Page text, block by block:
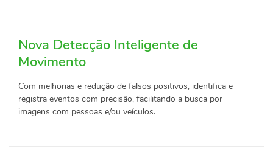
Nova Detecção Inteligente de
Movimento
Com melhorias e redução de falsos positivos, identifica e
registra eventos com precisão, facilitando a busca por
imagens com pessoas e/ou veículos.